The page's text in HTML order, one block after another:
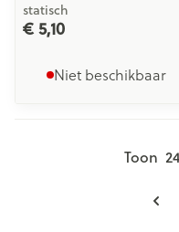
statisch
€ 5,10
Niet beschikbaar
Toon